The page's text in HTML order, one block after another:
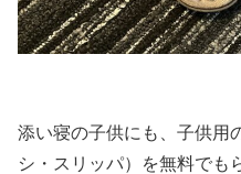
添い寝の子供にも、子供用
シ・スリッパ）を無料でも